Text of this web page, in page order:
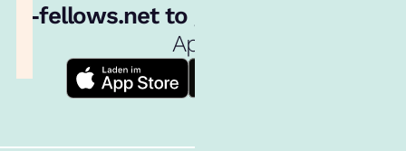
e‑fellows.net to go:
App!